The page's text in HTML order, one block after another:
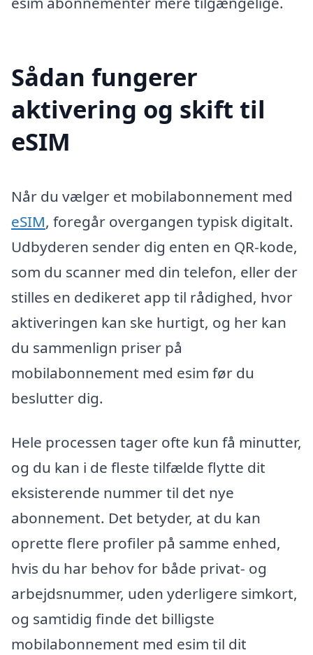
Sådan fungerer
aktivering og skift til
eSIM
Når du vælger et mobilabonnement med
eSIM, foregår overgangen typisk digitalt.
Udbyderen sender dig enten en QR-kode,
som du scanner med din telefon, eller der
stilles en dedikeret app til rådighed, hvor
aktiveringen kan ske hurtigt, og her kan
du sammenlign priser på
mobilabonnement med esim før du
beslutter dig.
Hele processen tager ofte kun få minutter,
og du kan i de fleste tilfælde flytte dit
eksisterende nummer til det nye
abonnement. Det betyder, at du kan
oprette flere profiler på samme enhed,
hvis du har behov for både privat- og
arbejdsnummer, uden yderligere simkort,
og samtidig finde det billigste
mobilabonnement med esim til dit